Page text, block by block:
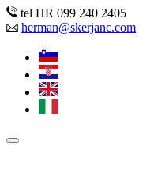
tel HR 099 240 2405
herman@skerjanc.com